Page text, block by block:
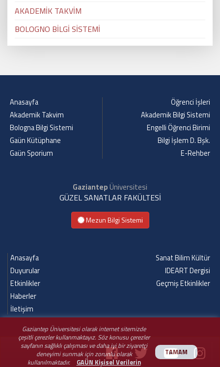
Gaziantep Üniversitesi olarak internet sitemizde
çeşitli çerezler kullanmaktayız. Söz konusu çerezler
sayfanın sağlıklı çalışması ve daha iyi bir ziyaretçi
deneyimi sunmak için zorunlu olarak
kullanılmaktadır.
GAÜN Kişisel Verilerin
TAMAM
AKADEMİK TAKVİM
BOLOGNO BİLGİ SİSTEMİ
Anasayfa
Akademik Takvim
Bologna Bilgi Sistemi
Gaün Kütüphane
Gaün Sporium
Öğrenci İşleri
Akademik Bilgi Sistemi
Engelli Öğrenci Birimi
Bilgi İşlem D. Bşk.
E-Rehber
GaziantepÜniversitesi
GÜZEL SANATLAR FAKÜLTESİ
Mezun Bilgi Sistemi
Anasayfa
Duyurular
Etkinlikler
Haberler
İletişim
Sanat Bilim Kültür
IDEART Dergisi
Geçmiş Etkinlikler